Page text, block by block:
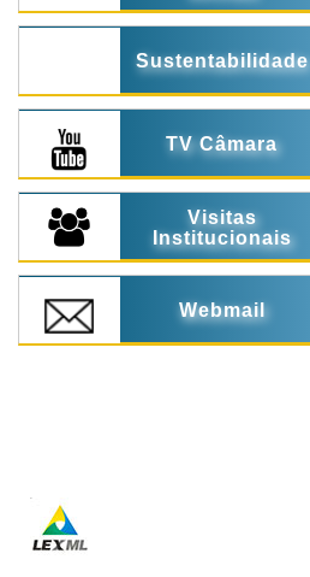
Sustentabilidade
TV Câmara
Visitas
Institucionais
Webmail